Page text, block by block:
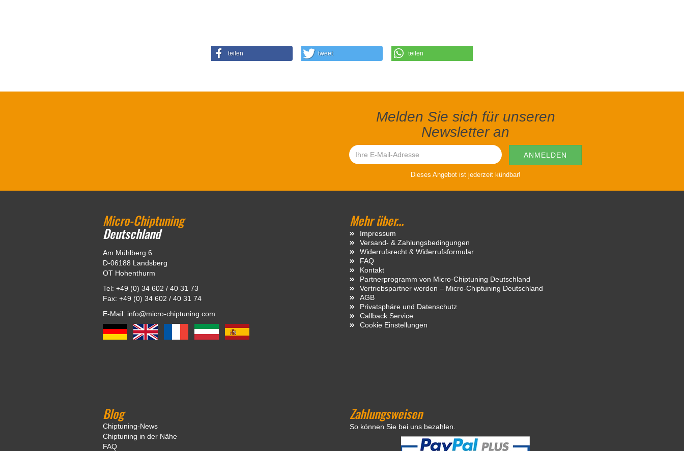
teilen tweet teilen
Melden Sie sich für unseren
Newsletter an
Dieses Angebot ist jederzeit kündbar!
Micro-Chiptuning
Deutschland
Am Mühlberg 6
D-06188 Landsberg
OT Hohenthurm
Tel: +49 (0) 34 602 / 40 31 73
Fax: +49 (0) 34 602 / 40 31 74
E-Mail: info@micro-chiptuning.com
Mehr über...
Impressum
Versand- & Zahlungsbedingungen
Widerrufsrecht & Widerrufsformular
FAQ
Kontakt
Partnerprogramm von Micro-Chiptuning Deutschland
Vertriebspartner werden – Micro-Chiptuning Deutschland
AGB
Privatsphäre und Datenschutz
Callback Service
Cookie Einstellungen
Blog
Chiptuning-News
Chiptuning in der Nähe
FAQ
Zahlungsweisen
So können Sie bei uns bezahlen.